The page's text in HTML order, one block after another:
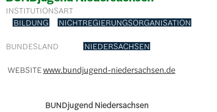
INSTITUTIONSART
BILDUNG
NICHTREGIERUNGSORGANISATION
BUNDESLAND NIEDERSACHSEN
WEBSITEwww.bundjugend-niedersachsen.de
BUNDjugend Niedersachsen